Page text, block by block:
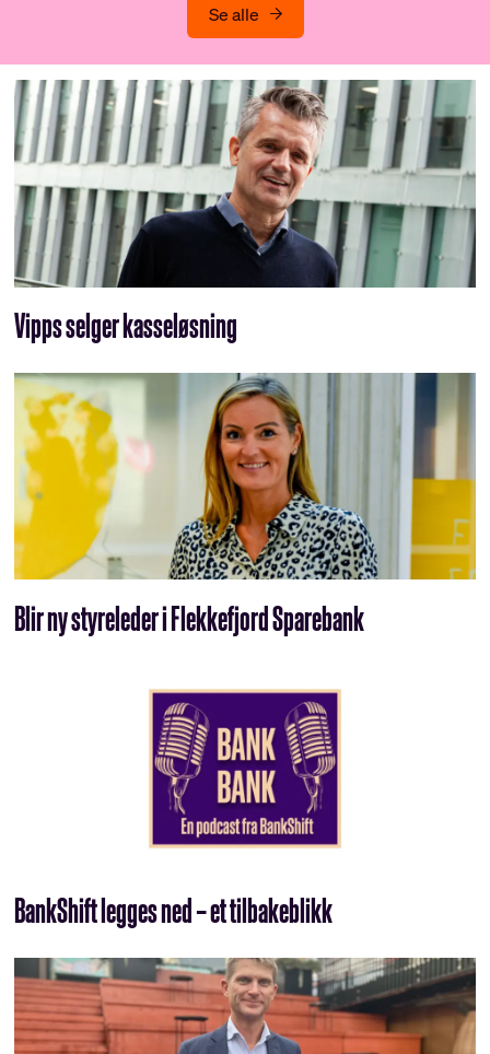
Se alle
Vipps selger kasseløsning
Blir ny styreleder i Flekkefjord Sparebank
BankShift legges ned – et tilbakeblikk